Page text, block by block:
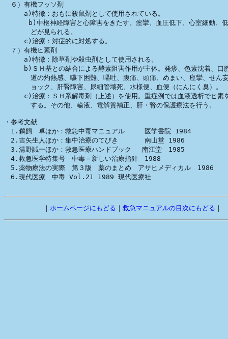
６）有機フッソ剤
a)特徴：おもに殺鼠剤として使用されている。
b)中枢神経障害と心障害をきたす。痙攣、血圧低下、心室細動、
どが見られる。
c)治療：対症的に対処する。
７）有機ヒ素剤
a)特徴：除草剤や殺虫剤として使用される。
b)ＳＨ基との結合による酵素阻害作用が主体。発疹、色素沈着、口
道の灼熱感、嚥下困難、嘔吐、腹痛、頭痛、めまい、痙攣、せん
ョック、肝腎障害、尿細管壊死、水様便、血便（にんにく臭）。
c)治療：ＳＨ系解毒剤（上述）を使用。重症例では血液透析でヒ素
する。その他、輸液、電解質補正、肝・腎の保護療法を行う。
・参考文献
1.鵜飼　卓ほか：救急中毒マニュアル　　　医学書院 1984
2.吉矢生人ほか：集中治療のてびき　　　　南山堂 1986
3.清野誠一ほか：救急医療ハンドブック　 南江堂　1985
4.救急医学特集号　中毒－新しい治療指針　1988
5.薬物療法の実際　第３版　薬のまとめ　アサヒメディカル　1986
6.現代医療　中毒 Vol.21 1989 現代医療社
｜ ホームページにもどる ｜ 救急マニュアルの目次にもどる ｜